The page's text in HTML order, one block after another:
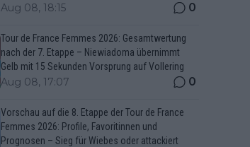
Aug 08, 18:15 0
Tour de France Femmes 2026: Gesamtwertung
nach der 7. Etappe – Niewiadoma übernimmt
Gelb mit 15 Sekunden Vorsprung auf Vollering
Aug 08, 17:07 0
Vorschau auf die 8. Etappe der Tour de France
Femmes 2026: Profile, Favoritinnen und
Prognosen – Sieg für Wiebes oder attackiert